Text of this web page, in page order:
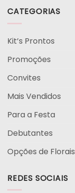
CATEGORIAS
Kit’s Prontos
Promoções
Convites
Mais Vendidos
Para a Festa
Debutantes
Opções de Florais
REDES SOCIAIS